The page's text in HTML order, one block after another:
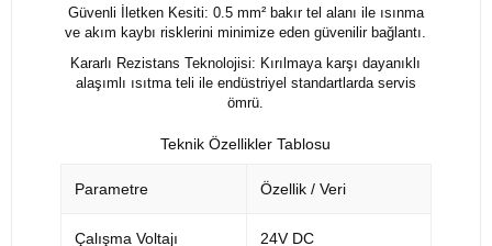
Güvenli İletken Kesiti: 0.5 mm² bakır tel alanı ile ısınma
ve akım kaybı risklerini minimize eden güvenilir bağlantı.
Kararlı Rezistans Teknolojisi: Kırılmaya karşı dayanıklı
alaşımlı ısıtma teli ile endüstriyel standartlarda servis
ömrü.
Teknik Özellikler Tablosu
Parametre Özellik / Veri
Çalışma Voltajı 24V DC